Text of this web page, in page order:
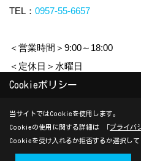
TEL： 0957-55-6657
＜営業時間＞9:00～18:00
＜定休日＞水曜日
Copyright (c) yamauchi-jyuken. All
Produced byゴデスクリエイト
Cookieポリシー
当サイトではCookieを使用します。
Cookieの使用に関する詳細は 「プライバ
Cookieを受け入れるか拒否するか選択して